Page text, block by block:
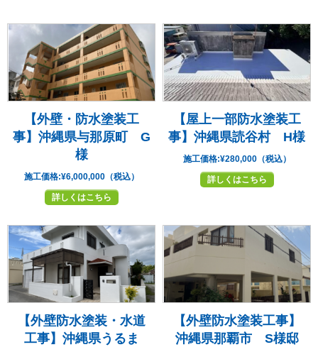
【外壁・防水塗装工
事】沖縄県与那原町 G
様
施工価格:¥6,000,000（税込）
詳しくはこちら
【屋上一部防水塗装工
事】沖縄県読谷村 H様
施工価格:¥280,000（税込）
詳しくはこちら
【外壁防水塗装・水道
工事】沖縄県うるま
【外壁防水塗装工事】
沖縄県那覇市 S様邸